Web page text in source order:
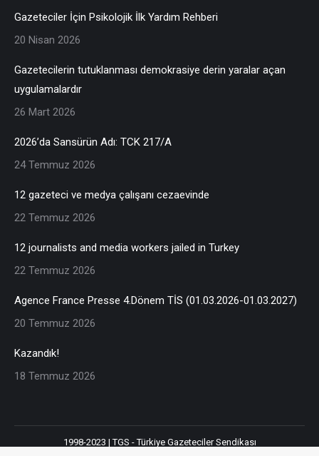
Gazeteciler İçin Psikolojik İlk Yardım Rehberi
20 Nisan 2026
Gazetecilerin tutuklanması demokrasiye derin yaralar açan
uygulamalardır
26 Mart 2026
2026’da Sansürün Adı: TCK 217/A
24 Temmuz 2026
12 gazeteci ve medya çalışanı cezaevinde
22 Temmuz 2026
12 journalists and media workers jailed in Turkey
22 Temmuz 2026
Agence France Presse 4.Dönem TİS (01.03.2026-01.03.2027)
20 Temmuz 2026
Kazandık!
18 Temmuz 2026
1998-2023 | TGS - Türkiye Gazeteciler Sendikası